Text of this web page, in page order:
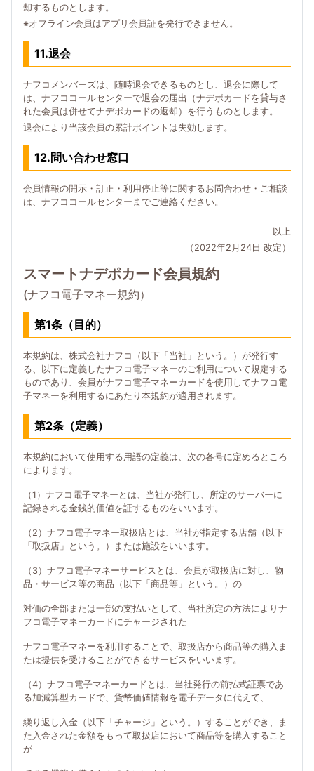
却するものとします。
※オフライン会員はアプリ会員証を発行できません。
11.退会
ナフコメンバーズは、随時退会できるものとし、退会に際して
は、ナフココールセンターで退会の届出（ナデポカードを貸与さ
れた会員は併せてナデポカードの返却）を行うものとします。
退会により当該会員の累計ポイントは失効します。
12.問い合わせ窓口
会員情報の開示・訂正・利用停止等に関するお問合わせ・ご相談
は、ナフココールセンターまでご連絡ください。
以上
（2022年2月24日 改定）
スマートナデポカード会員規約
(ナフコ電子マネー規約）
第1条（目的）
本規約は、株式会社ナフコ（以下「当社」という。）が発行す
る、以下に定義したナフコ電子マネーのご利用について規定する
ものであり、会員がナフコ電子マネーカードを使用してナフコ電
子マネーを利用するにあたり本規約が適用されます。
第2条（定義）
本規約において使用する用語の定義は、次の各号に定めるところ
によります。
（1）ナフコ電子マネーとは、当社が発行し、所定のサーバーに
記録される金銭的価値を証するものをいいます。
（2）ナフコ電子マネー取扱店とは、当社が指定する店舗（以下
「取扱店」という。）または施設をいいます。
（3）ナフコ電子マネーサービスとは、会員が取扱店に対し、物
品・サービス等の商品（以下「商品等」という。）の
対価の全部または一部の支払いとして、当社所定の方法によりナ
フコ電子マネーカードにチャージされた
ナフコ電子マネーを利用することで、取扱店から商品等の購入ま
たは提供を受けることができるサービスをいいます。
（4）ナフコ電子マネーカードとは、当社発行の前払式証票であ
る加減算型カードで、貨幣価値情報を電子データに代えて、
繰り返し入金（以下「チャージ」という。）することができ、ま
た入金された金額をもって取扱店において商品等を購入すること
が